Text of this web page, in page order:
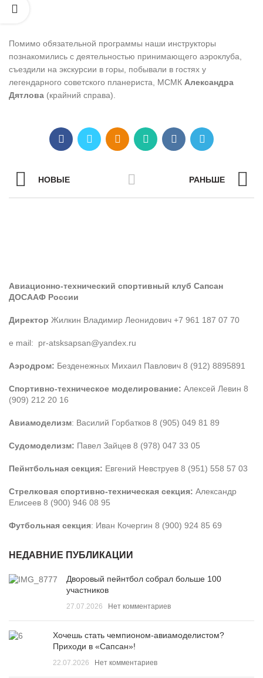
Помимо обязательной программы наши инструкторы
познакомились с деятельностью принимающего аэроклуба,
съездили на экскурсии в горы, побывали в гостях у
легендарного советского планериста, МСМК Александра
Дятлова (крайний справа).
НОВЫЕ РАНЬШЕ
Авиационно-технический спортивный клуб Сапсан
ДОСААФ России
Директор Жилкин Владимир Леонидович +7 961 187 07 70
e mail: pr-atsksapsan@yandex.ru
Аэродром: Безденежных Михаил Павлович 8 (912) 8895891
Спортивно-техническое моделирование: Алексей Левин 8
(909) 212 20 16
Авиамоделизм: Василий Горбатков 8 (905) 049 81 89
Судомоделизм: Павел Зайцев 8 (978) 047 33 05
Пейнтбольная секция: Евгений Невструев 8 (951) 558 57 03
Стрелковая спортивно-техническая секция: Александр
Елисеев 8 (900) 946 08 95
Футбольная секция: Иван Кочергин 8 (900) 924 85 69
НЕДАВНИЕ ПУБЛИКАЦИИ
Дворовый пейнтбол собрал больше 100
участников
27.07.2026 Нет комментариев
Хочешь стать чемпионом-авиамоделистом?
Приходи в «Сапсан»!
22.07.2026 Нет комментариев